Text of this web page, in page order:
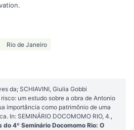
Rio de Janeiro
da; SCHIAVINI, Giulia Gobbi
um estudo sobre a obra de Antonio
importância como patrimônio de uma
In: SEMINÁRIO DOCOMOMO RIO, 4.,
do 4º Seminário Docomomo Rio: O